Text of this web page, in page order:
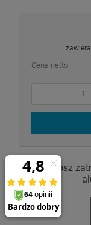
Cena netto:
Klosz